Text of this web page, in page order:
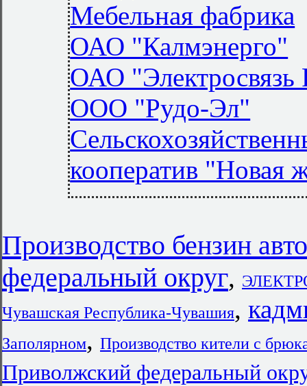
Мебельная фабрика
ОАО "Калмэнерго"
ОАО
ООО "Рудо-Эл"
кооператив "Новая
Производство бензин
федеральный округ,
Чувашская Республика-Чувашия,
Заполярном, Производство кители с
Приволжский федеральный